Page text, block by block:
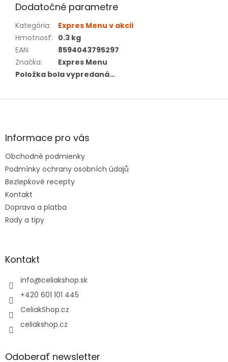
Dodatočné parametre
Kategória:
Expres Menu v akcii
Hmotnosť: 0.3 kg
EAN:
8594043795297
Značka:
Expres Menu
Položka bola vypredaná…
Z
ä
e
Informace pro vás
Obchodné podmienky
Podmínky ochrany osobních údajů
Bezlepkové recepty
Kontakt
Doprava a platba
Rady a tipy
Kontakt
info@celiakshop.sk
+420 601 101 445
CeliakShop.cz
celiakshop.cz
Odoberať newsletter